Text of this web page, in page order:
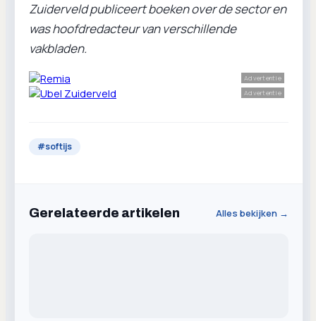
Zuiderveld publiceert boeken over de sector en
was hoofdredacteur van verschillende
vakbladen.
Advertentie
Advertentie
#softijs
Gerelateerde artikelen Alles bekijken →